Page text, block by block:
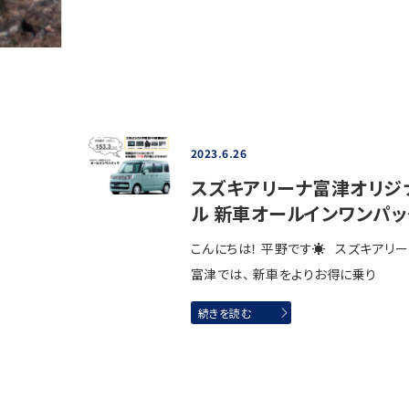
2023.6.26
スズキアリーナ富津オリジ
ル 新車オールインワンパ
こんにちは！ 平野です☀ スズキアリ
富津では、 新車をよりお得に乗り
続きを読む